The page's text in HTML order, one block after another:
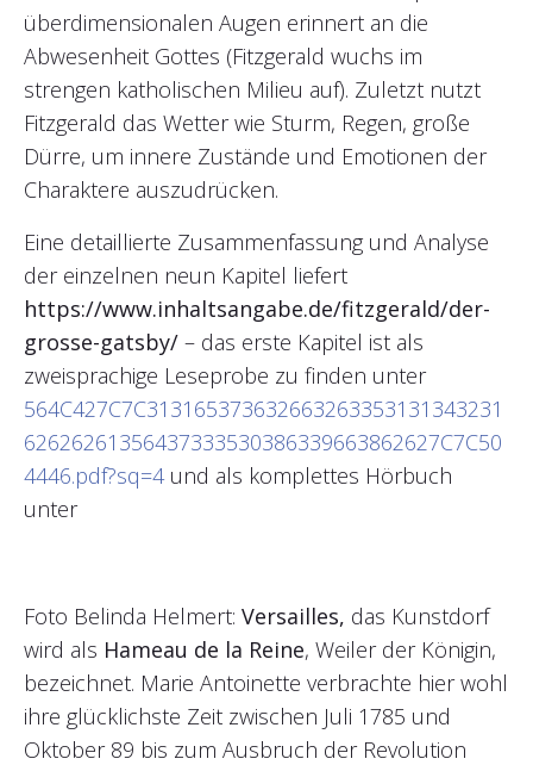
überdimensionalen Augen erinnert an die
Abwesenheit Gottes (Fitzgerald wuchs im
strengen katholischen Milieu auf). Zuletzt nutzt
Fitzgerald das Wetter wie Sturm, Regen, große
Dürre, um innere Zustände und Emotionen der
Charaktere auszudrücken.
Eine detaillierte Zusammenfassung und Analyse
der einzelnen neun Kapitel liefert
https://www.inhaltsangabe.de/fitzgerald/der-
grosse-gatsby/ – das erste Kapitel ist als
zweisprachige Leseprobe zu finden unter
564C427C7C313165373632663263353131343231
62626261356437333530386339663862627C7C50
4446.pdf?sq=4und als komplettes Hörbuch
unter
Foto Belinda Helmert: Versailles, das Kunstdorf
wird als Hameau de la Reine, Weiler der Königin,
bezeichnet. Marie Antoinette verbrachte hier wohl
ihre glücklichste Zeit zwischen Juli 1785 und
Oktober 89 bis zum Ausbruch der Revolution